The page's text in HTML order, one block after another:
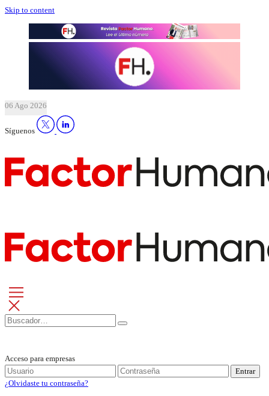
Skip to content
06 Ago 2026
Síguenos
Acceso para empresas
Entrar
¿Olvidaste tu contraseña?